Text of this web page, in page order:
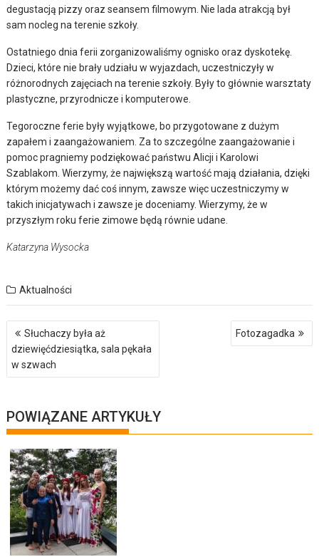
degustacją pizzy oraz seansem filmowym. Nie lada atrakcją był
sam nocleg na terenie szkoły.
Ostatniego dnia ferii zorganizowaliśmy ognisko oraz dyskotekę.
Dzieci, które nie brały udziału w wyjazdach, uczestniczyły w
różnorodnych zajęciach na terenie szkoły. Były to głównie warsztaty
plastyczne, przyrodnicze i komputerowe.
Tegoroczne ferie były wyjątkowe, bo przygotowane z dużym
zapałem i zaangażowaniem. Za to szczególne zaangażowanie i
pomoc pragniemy podziękować państwu Alicji i Karolowi
Szablakom. Wierzymy, że największą wartość mają działania, dzięki
którym możemy dać coś innym, zawsze więc uczestniczymy w
takich inicjatywach i zawsze je doceniamy. Wierzymy, że w
przyszłym roku ferie zimowe będą równie udane.
Katarzyna Wysocka
Aktualności
Nawigacja
wpisu
Słuchaczy była aż
dziewięćdziesiątka, sala pękała
w szwach
Fotozagadka
POWIĄZANE ARTYKUŁY